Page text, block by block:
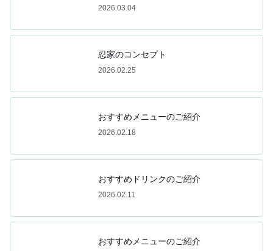
2026.03.04
忍家のコンセプト
2026.02.25
おすすめメニューのご紹介
2026.02.18
おすすめドリンクのご紹介
2026.02.11
おすすめメニューのご紹介